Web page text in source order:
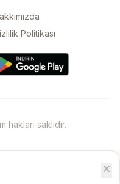
Politikası
saklıdır.
close